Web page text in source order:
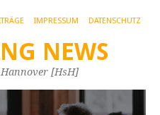
IMPRESSUM DATENSCHUTZ
NEWS
[HsH]